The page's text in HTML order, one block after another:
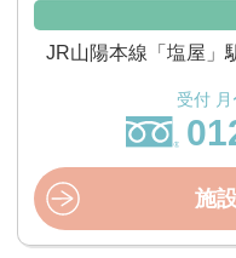
JR山陽本線「塩屋」
受付
施